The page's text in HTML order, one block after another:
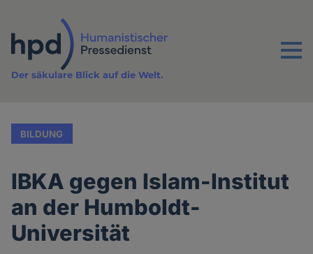
Inhalt
Menu
Der säkulare Blick auf die Welt.
BILDUNG
IBKA gegen Islam-Institut
an der Humboldt-
Universität